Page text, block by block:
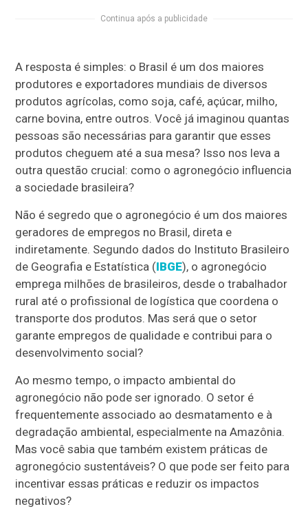
Continua após a publicidade
A resposta é simples: o Brasil é um dos maiores
produtores e exportadores mundiais de diversos
produtos agrícolas, como soja, café, açúcar, milho,
carne bovina, entre outros. Você já imaginou quantas
pessoas são necessárias para garantir que esses
produtos cheguem até a sua mesa? Isso nos leva a
outra questão crucial: como o agronegócio influencia
a sociedade brasileira?
Não é segredo que o agronegócio é um dos maiores
geradores de empregos no Brasil, direta e
indiretamente. Segundo dados do Instituto Brasileiro
de Geografia e Estatística (IBGE), o agronegócio
emprega milhões de brasileiros, desde o trabalhador
rural até o profissional de logística que coordena o
transporte dos produtos. Mas será que o setor
garante empregos de qualidade e contribui para o
desenvolvimento social?
Ao mesmo tempo, o impacto ambiental do
agronegócio não pode ser ignorado. O setor é
frequentemente associado ao desmatamento e à
degradação ambiental, especialmente na Amazônia.
Mas você sabia que também existem práticas de
agronegócio sustentáveis? O que pode ser feito para
incentivar essas práticas e reduzir os impactos
negativos?